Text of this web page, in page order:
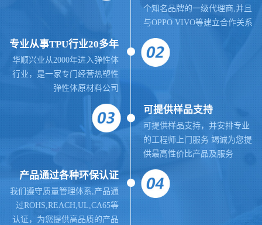
个知名品牌的一级代理商,并且
与OPPO VIVO等建立合作关系
专业从事TPU行业20多年
华顺兴业从2000年进入弹性体
行业，是一家专门经营热塑性
弹性体原材料公司
可提供样品支持
可提供样品支持，并安排专业
的工程师上门服务 竭诚为您提
供最高性价比产品及服务
产品通过各种环保认证
我们遵守质量管理体系,产品通
过ROHS,REACH,UL,CA65等
认证，为您提供高品质的产品